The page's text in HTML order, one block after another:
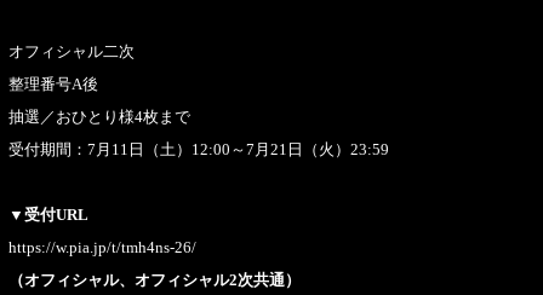
オフィシャル二次
整理番号A後
抽選／おひとり様4枚まで
受付期間：7月11日（土）12:00～7月21日（火）23:59
▼受付URL
https://w.pia.jp/t/tmh4ns-26/
（オフィシャル、オフィシャル2次共通）